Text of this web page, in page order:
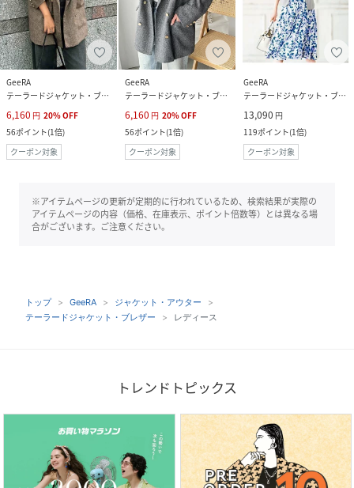
GeeRA
テーラードジャケット・ブレザー
6,160 円 20%OFF
56ポイント(1倍)
クーポン対象
GeeRA
テーラードジャケット・ブレザー
6,160 円 20%OFF
56ポイント(1倍)
クーポン対象
GeeRA
テーラードジャケット・ブレザー
13,090 円
119ポイント(1倍)
クーポン対象
※アイテムページの更新が定期的に行われているため、検索結果が実際の
アイテムページの内容（価格、在庫表示、ポイント倍数等）とは異なる場
合がございます。ご注意ください。
トップ GeeRA
ジャケット・アウター
テーラードジャケット・ブレザー
レディース
トレンドトピックス